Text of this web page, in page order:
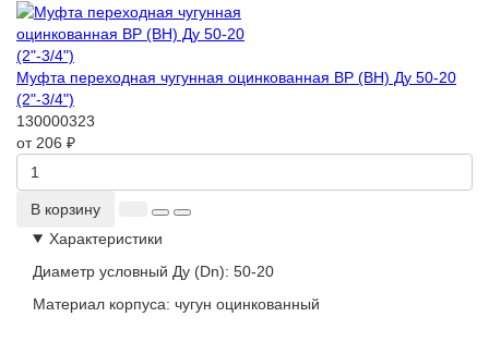
Муфта переходная чугунная оцинкованная ВР (ВН) Ду 50-20
(2"-3/4")
130000323
от 206 ₽
В корзину
Характеристики
Диаметр условный Ду (Dn): 50-20
Материал корпуса: чугун оцинкованный